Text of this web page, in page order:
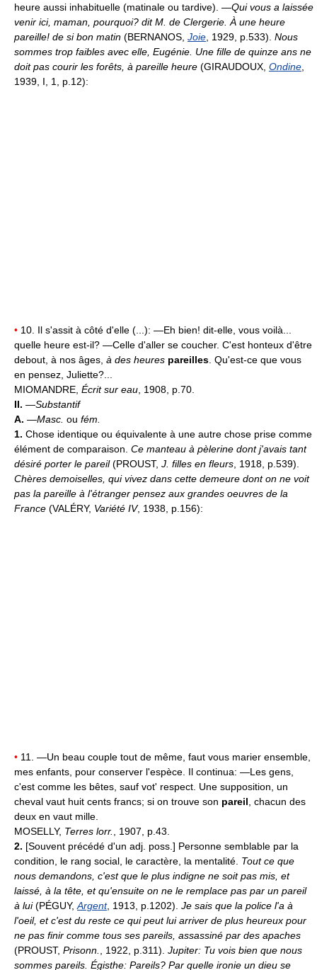
heure aussi inhabituelle (matinale ou tardive). —Qui vous a laissée
venir ici, maman, pourquoi? dit M. de Clergerie. À une heure
pareille! de si bon matin (BERNANOS, Joie , 1929, p.533). Nous
sommes trop faibles avec elle, Eugénie. Une fille de quinze ans ne
doit pas courir les forêts, à pareille heure (GIRAUDOUX, Ondine
1939, I, 1, p.12):
• 10. Il s'assit à côté d'elle (...): —Eh bien! dit-elle, vous voilà...
quelle heure est-il? —Celle d'aller se coucher. C'est honteux d'être
debout, à nos âges, à des heures pareilles . Qu'est-ce que vous
en pensez, Juliette?...
MIOMANDRE, Écrit sur eau , 1908, p.70.
II. —Substantif
A. —Masc. ou fém.
1. Chose identique ou équivalente à une autre chose prise comme
élément de comparaison. Ce manteau à pèlerine dont j'avais tant
désiré porter le pareil(PROUST, J. filles en fleurs , 1918, p.539).
Chères demoiselles, qui vivez dans cette demeure dont on ne voit
pas la pareille à l'étranger pensez aux grandes oeuvres de la
France (VALÉRY, Variété IV, 1938, p.156):
• 11. —Un beau couple tout de même, faut vous marier ensemble,
mes enfants, pour conserver l'espèce. Il continua: —Les gens,
c'est comme les bêtes, sauf vot' respect. Une supposition, un
cheval vaut huit cents francs; si on trouve son pareil , chacun des
deux en vaut mille.
MOSELLY, Terres lorr.
, 1907, p.43.
2. [Souvent précédé d'un adj. poss.] Personne semblable par la
condition, le rang social, le caractère, la mentalité. Tout ce que
nous demandons, c'est que le plus indigne ne soit pas mis, et
laissé, à la tête, et qu'ensuite on ne le remplace pas par un pareil
à lui(PÉGUY, Argent, 1913, p.1202). Je sais que la police l'a à
l'oeil, et c'est du reste ce qui peut lui arriver de plus heureux pour
ne pas finir comme tous ses pareils, assassiné par des apaches
(PROUST, Prisonn. , 1922, p.311). Jupiter: Tu vois bien que nous
sommes pareils. Égisthe: Pareils? Par quelle ironie un dieu se